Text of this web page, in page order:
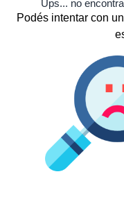
Ups... no
Podés intentar con